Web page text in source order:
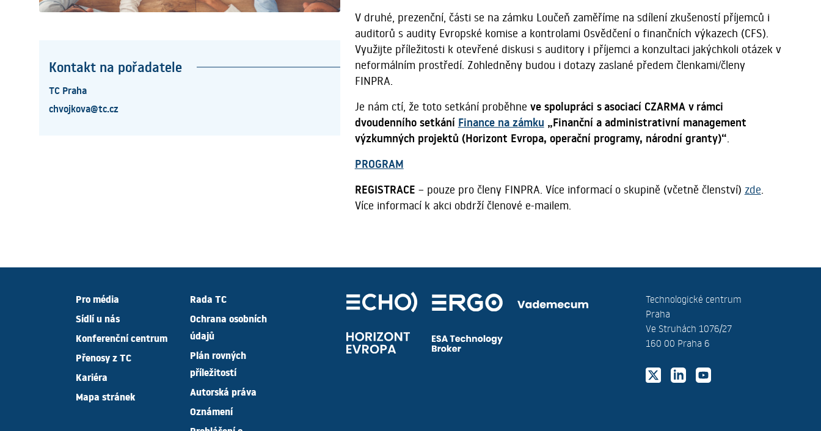
Kontakt na pořadatele
TC Praha
chvojkova@tc.cz
V druhé, prezenční, části se na zámku Loučeň zaměříme na sdílení zkušeností příjemců i
auditorů s audity Evropské komise a kontrolami Osvědčení o finančních výkazech (CFS).
Využijte příležitosti k otevřené diskusi s auditory i příjemci a konzultaci jakýchkoli otázek v
neformálním prostředí. Zohledněny budou i dotazy zaslané předem členkami/členy
FINPRA.
Je nám ctí, že toto setkání proběhne ve spolupráci s asociací CZARMA v rámci
dvoudenního setkání Finance na zámku „Finanční a administrativní management
výzkumných projektů (Horizont Evropa, operační programy, národní granty)“.
PROGRAM
REGISTRACE – pouze pro členy FINPRA. Více informací o skupině (včetně členství) zde.
Více informací k akci obdrží členové e-mailem.
Pro média
Sídlí u nás
Konferenční centrum
Přenosy z TC
Kariéra
Mapa stránek
Rada TC
Ochrana osobních
údajů
Plán rovných
příležitostí
Autorská práva
Oznámení
Technologické centrum
Praha
Ve Struhách 1076/27
160 00 Praha 6